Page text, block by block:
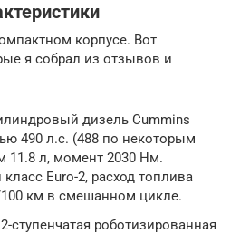
корпусе. Вот
я собрал из отзывов и
дизель Cummins
490 л.с. (488 по некоторым
11.8 л, момент 2030 Нм.
Euro-2, расход топлива
км в смешанном цикле.
ступенчатая роботизированная